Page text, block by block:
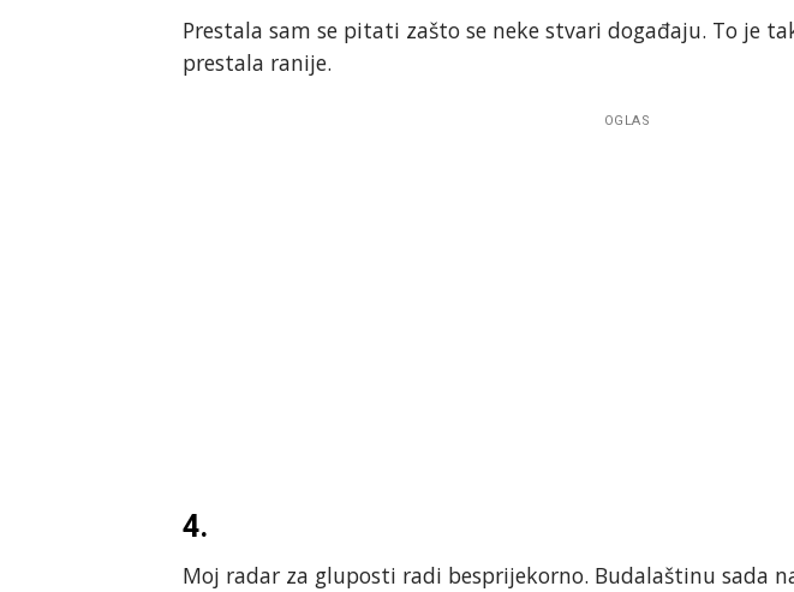
Prestala sam se pitati zašto se neke stvari događaju. To je
prestala ranije.
OGLAS
4.
Moj radar za gluposti radi besprijekorno. Budalaštinu sada